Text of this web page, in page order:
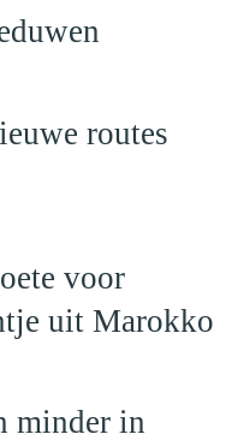
routes
voor
uit Marokko
minder in